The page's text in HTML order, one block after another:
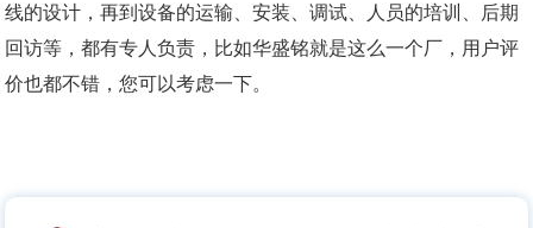
线的设计，再到设备的运输、安装、调试、人员的培训、后期
回访等，都有专人负责，比如华盛铭就是这么一个厂，用户评
价也都不错，您可以考虑一下。